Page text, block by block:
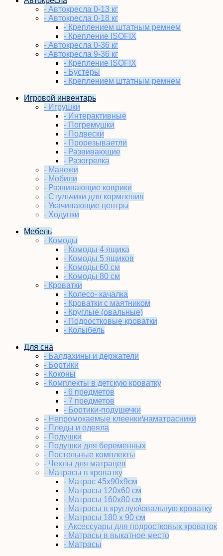
- Автокресла 0-13 кг
- Автокресла 0-18 кг
- Креплением штатным ремнем
- Крепление ISOFIX
- Автокресла 0-36 кг
- Автокресла 9-36 кг
- Крепление ISOFIX
- Бустеры
- Креплением штатным ремнем
Игровой инвентарь
- Игрушки
- Интерактивные
- Погремушки
- Подвески
- Прорезываетли
- Развивающие
- Разогрелка
- Манежи
- Мобили
- Развивающие коврики
- Стульчики для кормления
- Укачивающие центры
- Ходунки
Мебель
- Комоды
- Комоды 4 ящика
- Комоды 5 ящиков
- Комоды 60 см
- Комоды 80 см
- Кроватки
- Колесо- качалка
- Кроватки с маятником
- Круглые (овальные)
- Подростковые кроватки
- Колыбель
Для сна
- Балдахины и держатели
- Бортики
- Коконы
- Комплекты в детскую кроватку
- 6 предметов
- 7 предметов
- Бортики-подушечки
- Непромокаемые клеенки\наматрасники
- Пледы и одеяла
- Подушки
- Подушки для беременных
- Постельные комплекты
- Чехлы для матрацев
- Матрасы в кроватку
- Матрас 45х90х9см
- Матрасы 120х60 см
- Матрасы 160х80 см
- Матрасы в круглую\овальную кроватку
- Матрасы 180 х 90 см
- Аксессуары для подростковых кроваток
- Матрасы в выкатное место
- Матрасы